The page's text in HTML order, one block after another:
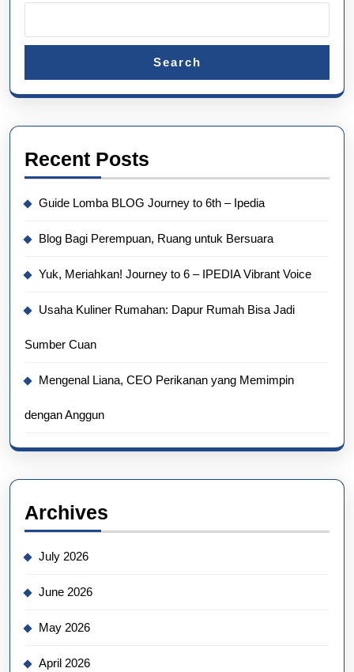
Search
Recent Posts
Guide Lomba BLOG Journey to 6th – Ipedia
Blog Bagi Perempuan, Ruang untuk Bersuara
Yuk, Meriahkan! Journey to 6 – IPEDIA Vibrant Voice
Usaha Kuliner Rumahan: Dapur Rumah Bisa Jadi
Sumber Cuan
Mengenal Liana, CEO Perikanan yang Memimpin
dengan Anggun
Archives
July 2026
June 2026
May 2026
April 2026